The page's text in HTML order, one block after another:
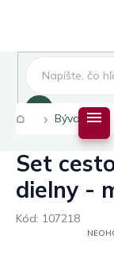
Domov
Bývanie
Set
dielny -
Kód: 107218
PRIEMERNÉ